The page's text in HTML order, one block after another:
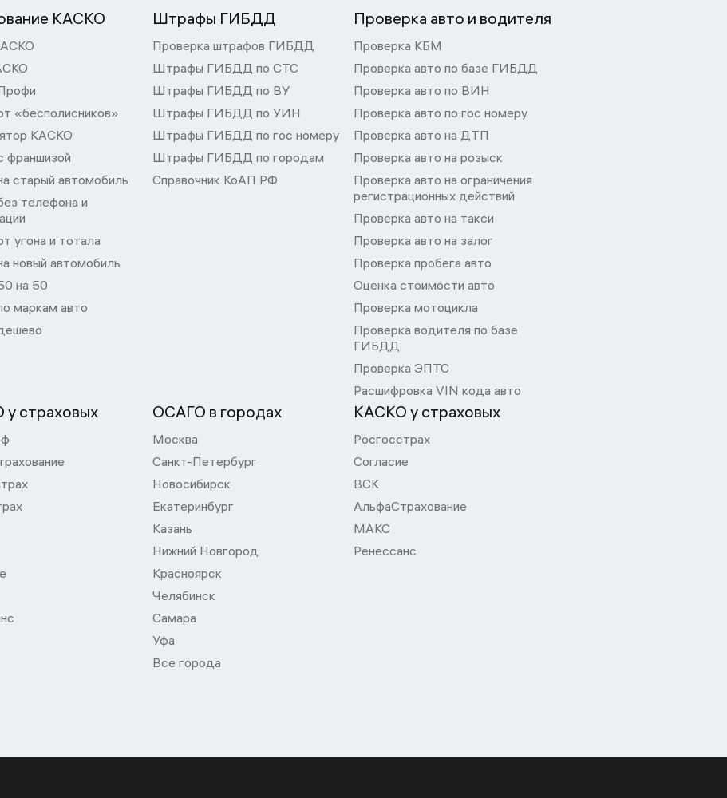
КАСКО
«бесполисников»
КАСКО
франшизой
старый автомобиль
телефона и
угона и тотала
новый автомобиль
на 50
маркам авто
Штрафы ГИБДД
Проверка штрафов ГИБДД
Штрафы ГИБДД по СТС
Штрафы ГИБДД по ВУ
Штрафы ГИБДД по УИН
Штрафы ГИБДД по гос номеру
Штрафы ГИБДД по городам
Справочник КоАП РФ
Проверка авто и водителя
Проверка КБМ
Проверка авто по базе ГИБДД
Проверка авто по ВИН
Проверка авто по гос номеру
Проверка авто на ДТП
Проверка авто на розыск
Проверка авто на ограничения
регистрационных действий
Проверка авто на такси
Проверка авто на залог
Проверка пробега авто
Оценка стоимости авто
Проверка мотоцикла
Проверка водителя по базе
ГИБДД
Проверка ЭПТС
Расшифровка VIN кода авто
страховых ОСАГО в городах
Москва
Санкт-Петербург
Новосибирск
Екатеринбург
Казань
Нижний Новгород
Красноярск
Челябинск
Самара
Уфа
Все города
КАСКО у страховых
Росгосстрах
Согласие
ВСК
АльфаСтрахование
МАКС
Ренессанс